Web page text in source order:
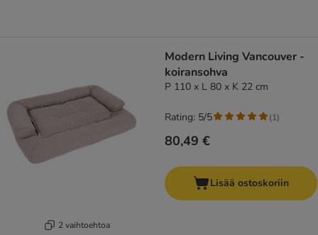
2 vaihtoehtoa
Modern Living Vancouver -
koiransohva
P 110 x L 80 x K 22 cm
80,49 €
Rating: 5/5 (1)
Lisää ostoskoriin